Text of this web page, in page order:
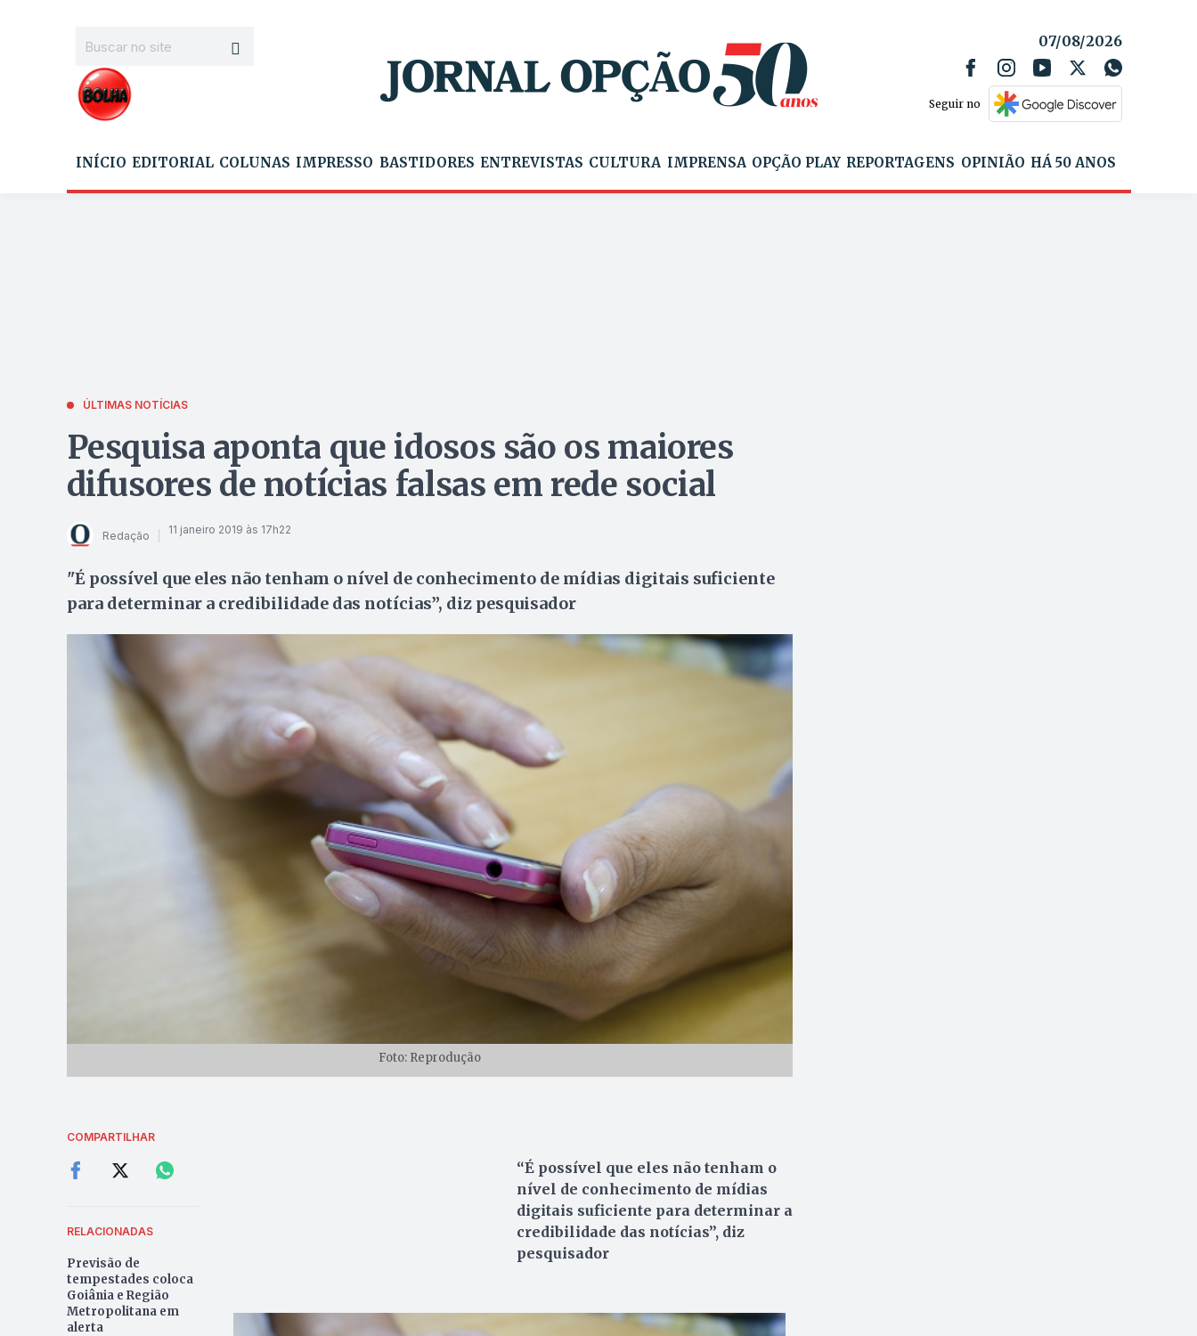
07/08/2026
Seguir no
INÍCIO EDITORIAL COLUNAS IMPRESSO BASTIDORES ENTREVISTAS CULTURA IMPRENSA OPÇÃO PLAY REPORTAGENS OPINIÃO HÁ 50 ANOS
ÚLTIMAS NOTÍCIAS
Pesquisa aponta que idosos são os maiores
difusores de notícias falsas em rede social
Redação 11 janeiro 2019 às 17h22
"É possível que eles não tenham o nível de conhecimento de mídias digitais suficiente
para determinar a credibilidade das notícias”, diz pesquisador
Foto: Reprodução
COMPARTILHAR
RELACIONADAS
Previsão de
tempestades coloca
Goiânia e Região
Metropolitana em
alerta
“É possível que eles não tenham o
nível de conhecimento de mídias
digitais suficiente para determinar a
credibilidade das notícias”, diz
pesquisador